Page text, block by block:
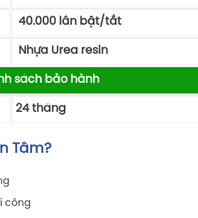
40.000 lần bật/tắt
Nhựa Urea resin
sách bảo hành
24 tháng
Tâm?
công